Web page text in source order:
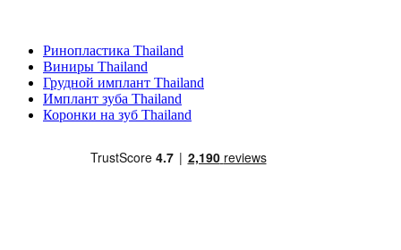
Ринопластика Thailand
Виниры Thailand
Грудной имплант Thailand
Имплант зуба Thailand
Коронки на зуб Thailand